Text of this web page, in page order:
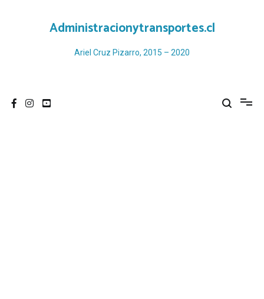
Administracionytransportes.cl
Ariel Cruz Pizarro, 2015 – 2020